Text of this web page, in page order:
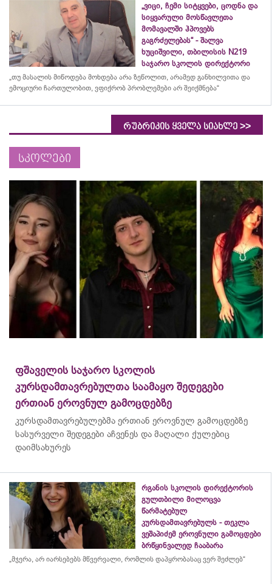
„ვიცი, ჩემი სიტყვები, ცოდნა და
სიყვარული მოსწავლეთა
მომავალში ჰპოვებს
გაგრძელებას“ - შალვა
ხუციშვილი, თბილისის N219
საჯარო სკოლის დირექტორი
„თუ მასალის მიწოდება მოხდება არა ზეწოლით, არამედ განხილვითა და
ემოციური ჩართულობით, ვფიქრობ პრობლემები არ შეიქმნება“
რუბრიკის ყველა სიახლე >>
სკოლები
ფშაველის საჯარო სკოლის
კურსდამთავრებულთა საამაყო შედეგები
ერთიან ეროვნულ გამოცდებზე
კურსდამთავრებულებმა ერთიან ეროვნულ გამოცდებზე
სასურველი შედეგები აჩვენეს და მაღალი ქულებიც
დაიმსახურეს
რგანის სკოლის დირექტორის
გულთბილი მილოცვა
წარმატებულ
კურსდამთავრებულს - თეკლა
ვეშაპიძემ ეროვნული გამოცდები
ბრწყინვალედ ჩააბარა
„მჯერა, არ იარსებებს მწვერვალი, რომლის დაპყრობასაც ვერ შეძლებ“